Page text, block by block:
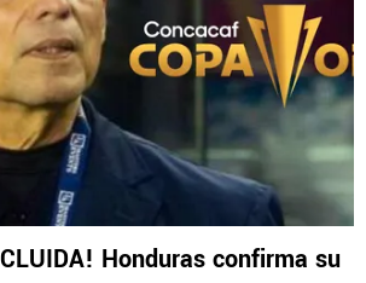
Honduras confirma su